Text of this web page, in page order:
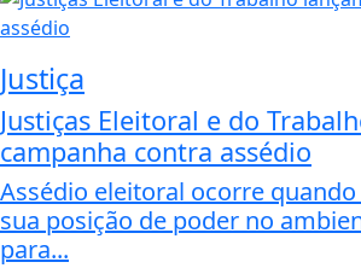
Justiça
Justiças Eleitoral e do
campanha contra assédio
Assédio eleitoral ocorre
sua posição de poder no
para...